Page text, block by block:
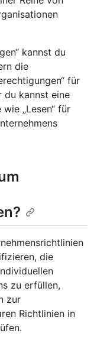
kannst du
die
für
du kannst eine
„Lesen“ für
die
zu erfüllen,
zur
Richtlinien in